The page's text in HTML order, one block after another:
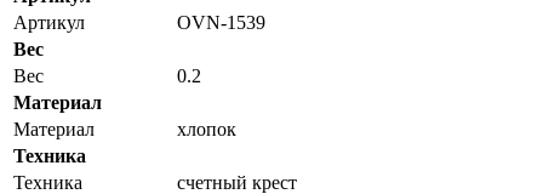
Артикул
OVN-1539
Вес
Вес
0.2
Материал
Материал
хлопок
Техника
Техника
счетный крест